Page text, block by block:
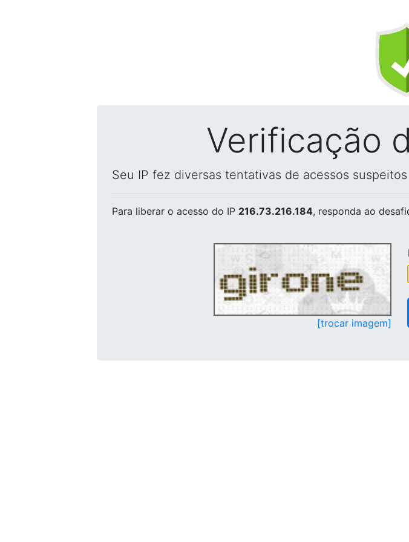
Verificação
Seu IP fez diversas tentativas de acessos
Para liberar o acesso do IP 216.73.216.184, responda ao
[trocar imagem]